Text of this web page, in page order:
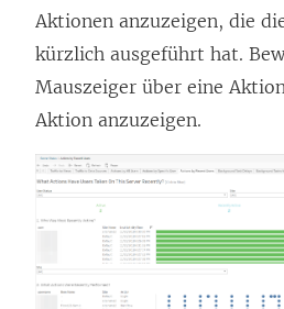
Aktionen anzuzeigen, die
kürzlich ausgeführt hat.
Mauszeiger über eine
Aktion anzuzeigen.